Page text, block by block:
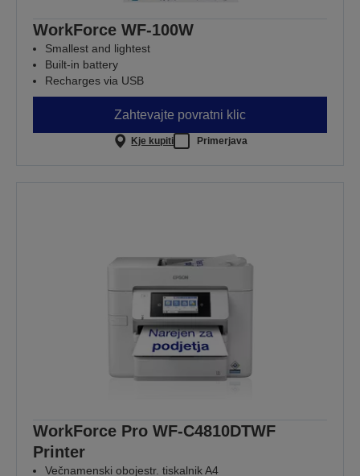
WorkForce WF-100W
Smallest and lightest
Built-in battery
Recharges via USB
Zahtevajte povratni klic
Kje kupiti Primerjava
WorkForce Pro WF-C4810DTWF
Printer
Večnamenski obojestr. tiskalnik A4